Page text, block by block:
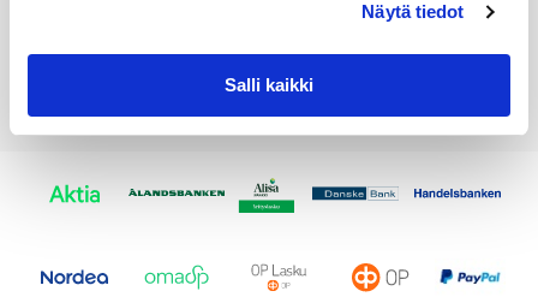
Näytä tiedot
Salli kaikki